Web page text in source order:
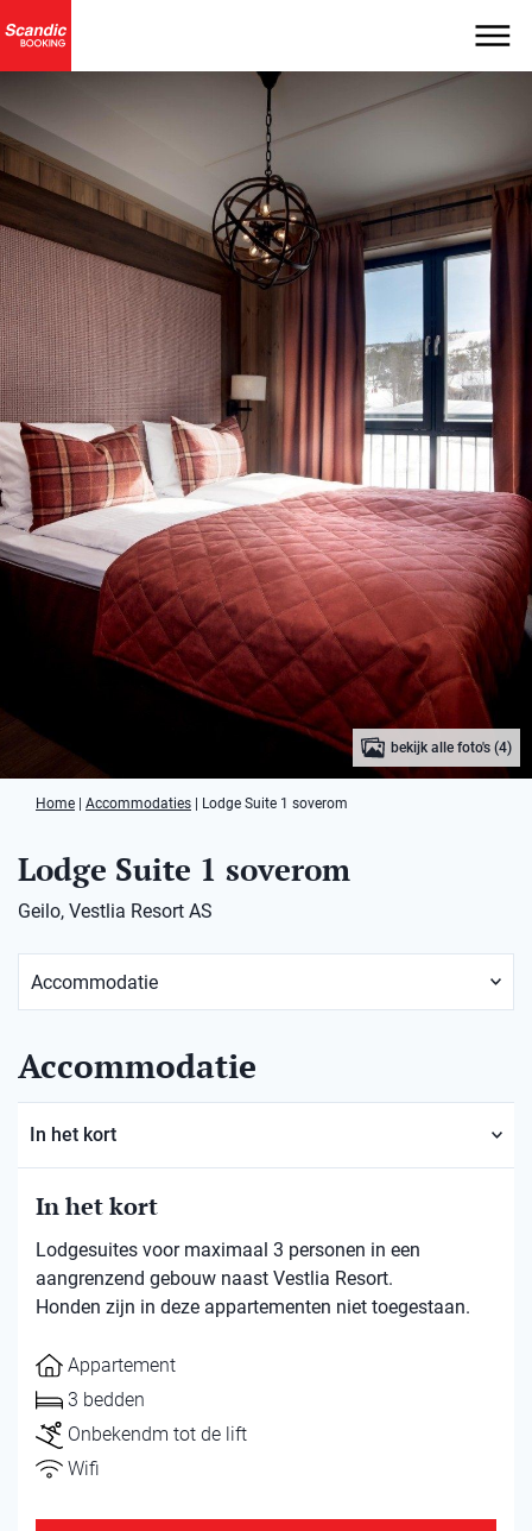
bekijk alle foto's (4)
Home Accommodaties Lodge Suite 1 soverom
Lodge Suite 1 soverom
Geilo, Vestlia Resort AS
Accommodatie
In het kort
In het kort
Lodgesuites voor maximaal 3 personen in een
aangrenzend gebouw naast Vestlia Resort.
Honden zijn in deze appartementen niet toegestaan.
Appartement
3 bedden
Onbekendm tot de lift
Wifi